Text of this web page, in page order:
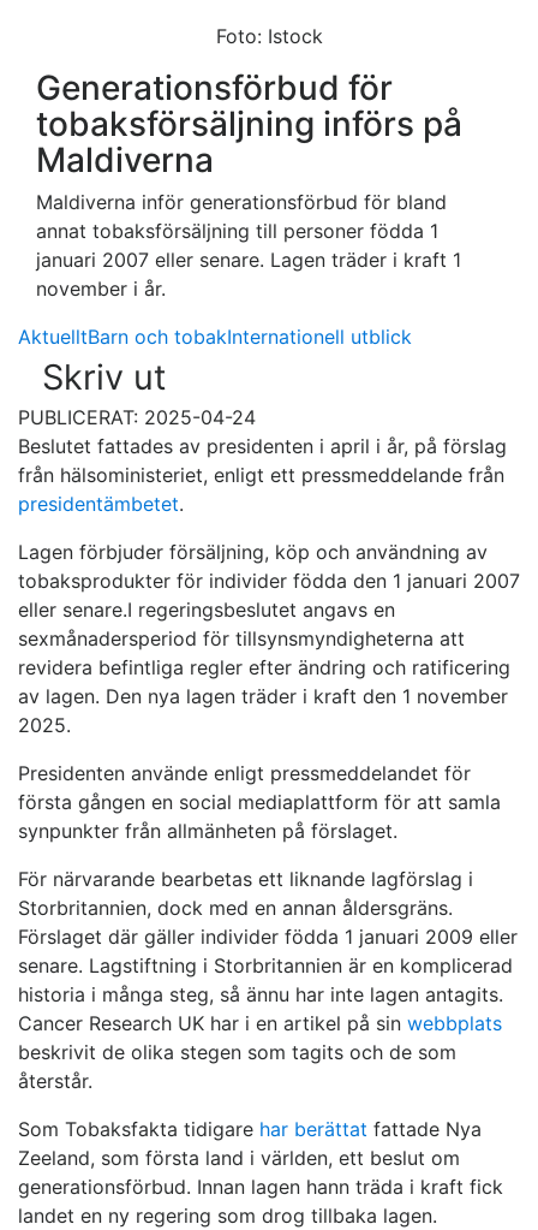
Foto: Istock
Generationsförbud för
tobaksförsäljning införs på
Maldiverna
Maldiverna inför generationsförbud för bland
annat tobaksförsäljning till personer födda 1
januari 2007 eller senare. Lagen träder i kraft 1
november i år.
AktuelltBarn och tobakInternationell utblick
Skriv ut
PUBLICERAT: 2025-04-24
Beslutet fattades av presidenten i april i år, på förslag
från hälsoministeriet, enligt ett pressmeddelande från
presidentämbetet.
Lagen förbjuder försäljning, köp och användning av
tobaksprodukter för individer födda den 1 januari 2007
eller senare.I regeringsbeslutet angavs en
sexmånadersperiod för tillsynsmyndigheterna att
revidera befintliga regler efter ändring och ratificering
av lagen. Den nya lagen träder i kraft den 1 november
2025.
Presidenten använde enligt pressmeddelandet för
första gången en social mediaplattform för att samla
synpunkter från allmänheten på förslaget.
För närvarande bearbetas ett liknande lagförslag i
Storbritannien, dock med en annan åldersgräns.
Förslaget där gäller individer födda 1 januari 2009 eller
senare. Lagstiftning i Storbritannien är en komplicerad
historia i många steg, så ännu har inte lagen antagits.
Cancer Research UK har i en artikel på sin webbplats
beskrivit de olika stegen som tagits och de som
återstår.
Som Tobaksfakta tidigare har berättat fattade Nya
Zeeland, som första land i världen, ett beslut om
generationsförbud. Innan lagen hann träda i kraft fick
landet en ny regering som drog tillbaka lagen.